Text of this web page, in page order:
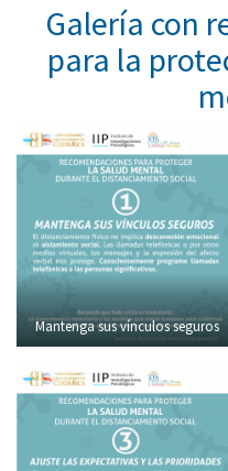
Galería con
para la
Mantenga sus vínculos seguros